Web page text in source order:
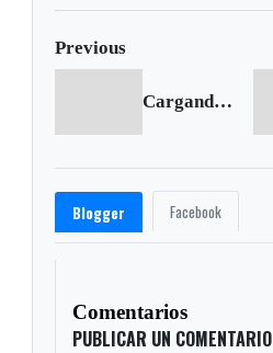
Previous
Cargando anterior...
Blogger Facebook
Comentarios
PUBLICAR UN COMENTARIO